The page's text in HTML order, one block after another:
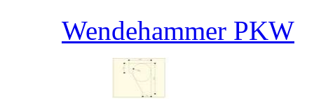
Wendehammer PKW